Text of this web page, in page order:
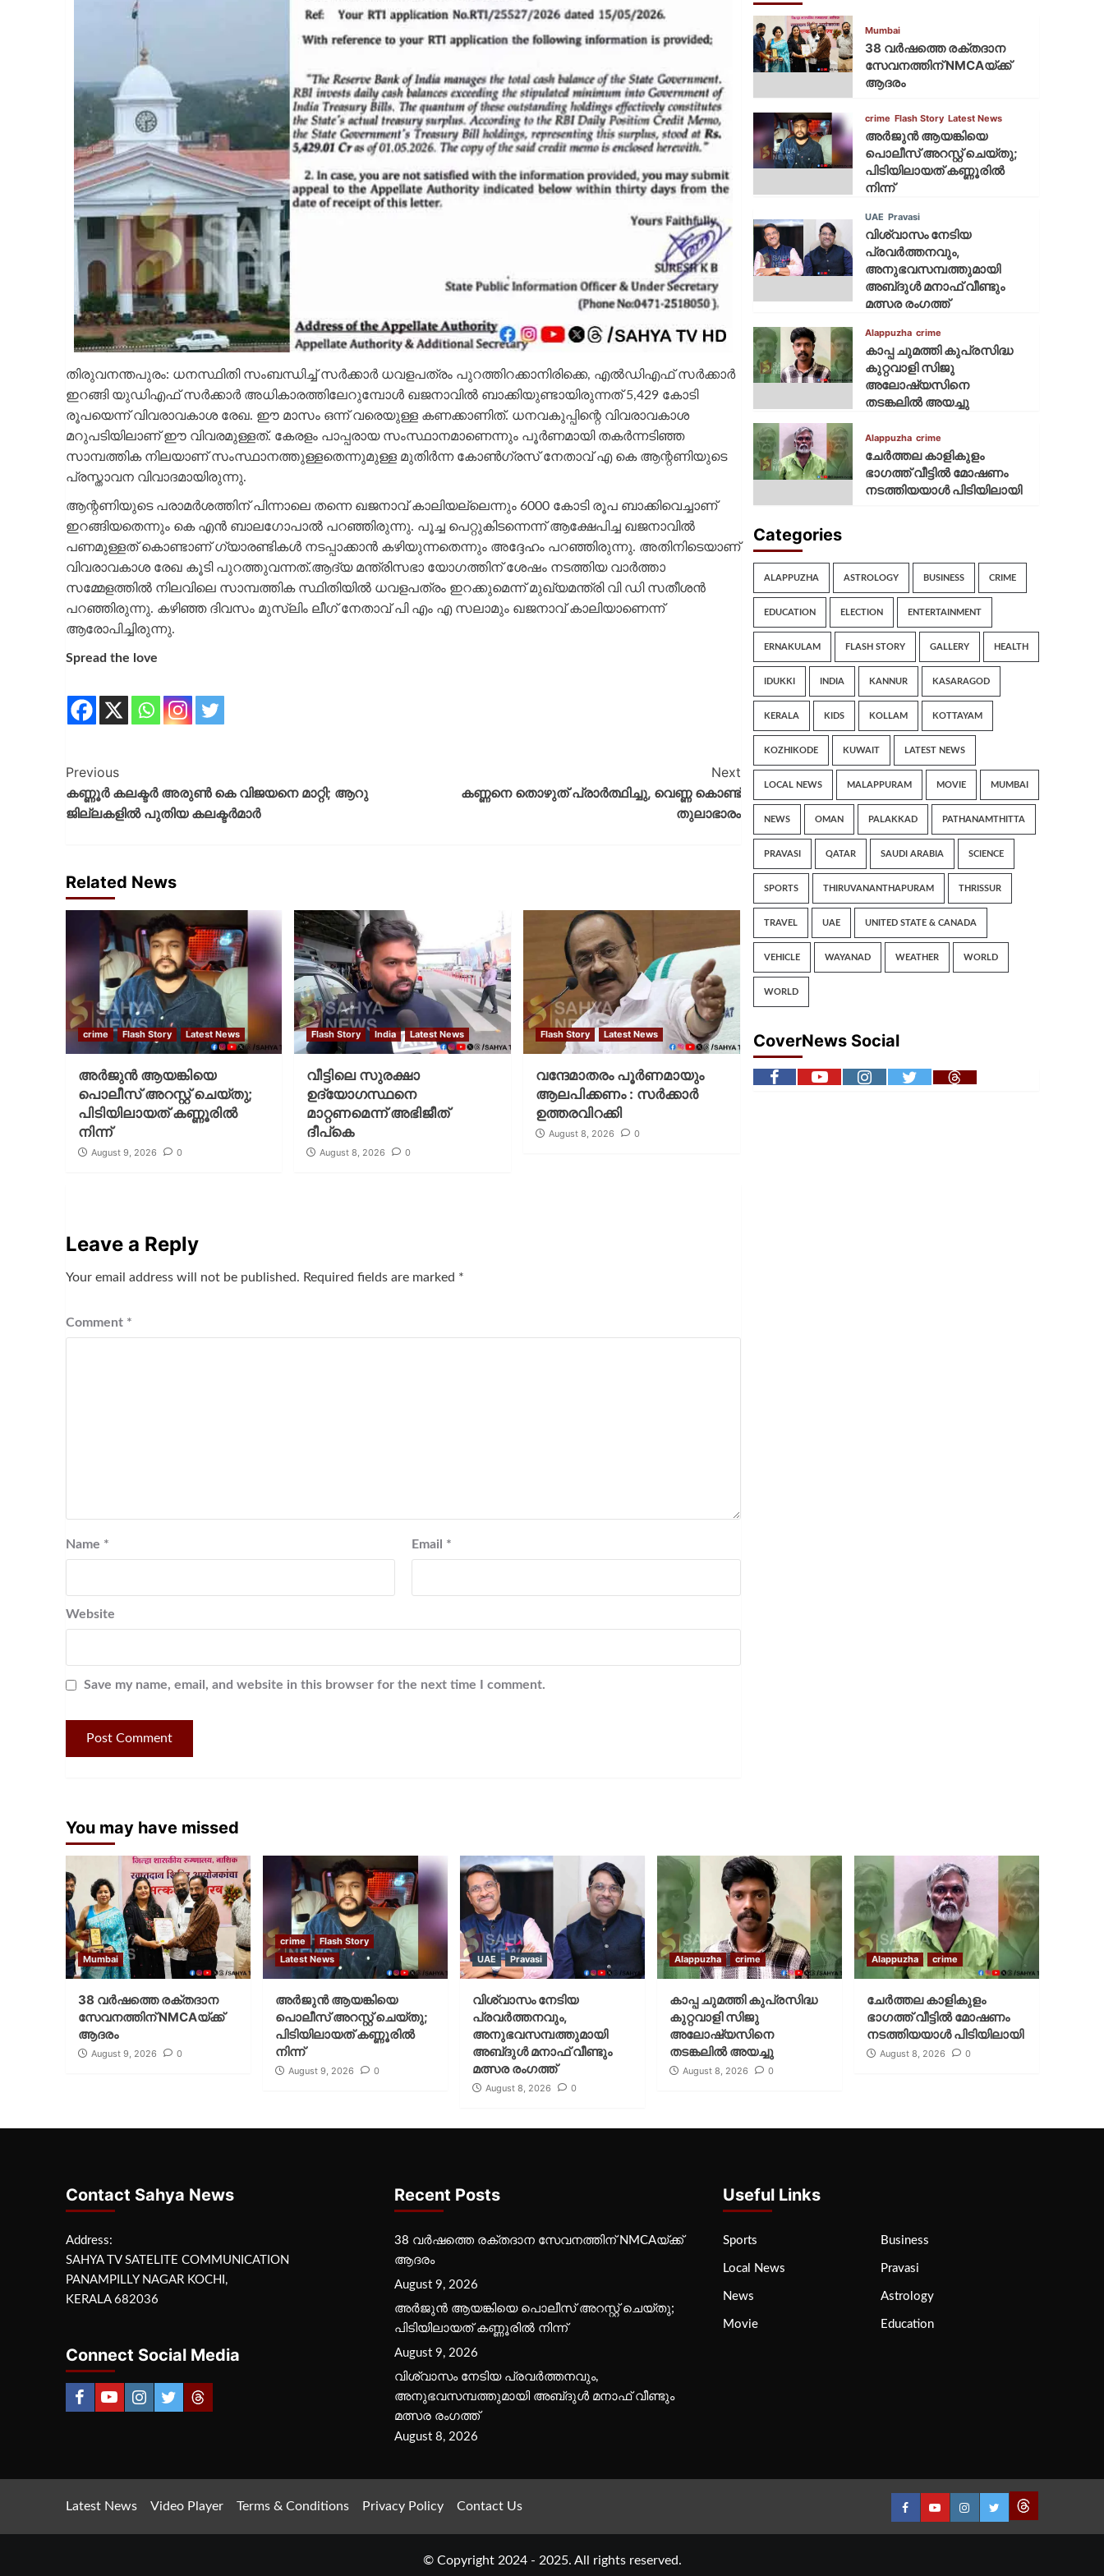
തിരുവനന്തപുരം: ധനസ്ഥിതി സംബന്ധിച്ച് സര്‍ക്കാര്‍ ധവളപത്രം പുറത്തിറക്കാനിരിക്കെ, എല്‍ഡിഎഫ് സര്‍ക്കാര്‍
ഇറങ്ങി യുഡിഎഫ് സര്‍ക്കാര്‍ അധികാരത്തിലേറുമ്പോള്‍ ഖജനാവില്‍ ബാക്കിയുണ്ടായിരുന്നത് 5,429 കോടി
രൂപയെന്ന് വിവരാവകാശ രേഖ. ഈ മാസം ഒന്ന് വരെയുള്ള കണക്കാണിത്. ധനവകുപ്പിന്റെ വിവരാവകാശ
മറുപടിയിലാണ് ഈ വിവരമുള്ളത്. കേരളം പാപ്പരായ സംസ്ഥാനമാണെന്നും പൂര്‍ണമായി തകര്‍ന്നടിഞ്ഞ
സാമ്പത്തിക നിലയാണ് സംസ്ഥാനത്തുള്ളതെന്നുമുള്ള മുതിര്‍ന്ന കോണ്‍ഗ്രസ് നേതാവ് എ കെ ആന്റണിയുടെ
പ്രസ്താവന വിവാദമായിരുന്നു.
ആന്റണിയുടെ പരാമര്‍ശത്തിന് പിന്നാലെ തന്നെ ഖജനാവ് കാലിയല്ലെന്നും 6000 കോടി രൂപ ബാക്കിവെച്ചാണ്
ഇറങ്ങിയതെന്നും കെ എന്‍ ബാലഗോപാല്‍ പറഞ്ഞിരുന്നു. പൂച്ച പെറ്റുകിടന്നെന്ന് ആക്ഷേപിച്ച ഖജനാവില്‍
പണമുള്ളത് കൊണ്ടാണ് ഗ്യാരണ്ടികള്‍ നടപ്പാക്കാന്‍ കഴിയുന്നതെന്നും അദ്ദേഹം പറഞ്ഞിരുന്നു. അതിനിടെയാണ്
വിവരാവകാശ രേഖ കൂടി പുറത്തുവന്നത്.ആദ്യ മന്ത്രിസഭാ യോഗത്തിന് ശേഷം നടത്തിയ വാര്‍ത്താ
സമ്മേളത്തില്‍ നിലവിലെ സാമ്പത്തിക സ്ഥിതിയില്‍ ധവളപത്രം ഇറക്കുമെന്ന് മുഖ്യമന്ത്രി വി ഡി സതീശന്‍
പറഞ്ഞിരുന്നു. കഴിഞ്ഞ ദിവസം മുസ്ലിം ലീഗ് നേതാവ് പി എം എ സലാമും ഖജനാവ് കാലിയാണെന്ന്
ആരോപിച്ചിരുന്നു.
Spread the love
Previous
കണ്ണൂര്‍ കലക്ടര്‍ അരുണ്‍ കെ വിജയനെ മാറ്റി; ആറു
ജില്ലകളില്‍ പുതിയ കലക്ടര്‍മാര്‍
Next
കണ്ണനെ തൊഴുത് പ്രാര്‍ത്ഥിച്ചു, വെണ്ണ കൊണ്ട്
തുലാഭാരം
Related News
crime Flash Story Latest News
അർജുൻ ആയങ്കിയെ
പൊലീസ് അറസ്റ്റ് ചെയ്‌തു;
പിടിയിലായത് കണ്ണൂരിൽ
നിന്ന്
August 9, 2026 0
Flash Story India Latest News
വീട്ടിലെ സുരക്ഷാ
ഉദ്യോഗസ്ഥനെ
മാറ്റണമെന്ന് അഭിജീത്
ദീപ്‌കെ
August 8, 2026 0
Flash Story Latest News
വന്ദേമാതരം പൂര്‍ണമായും
ആലപിക്കണം : സര്‍ക്കാര്‍
ഉത്തരവിറക്കി
August 8, 2026 0
Leave a Reply
Your email address will not be published. Required fields are marked *
Comment *
Name * Email *
Website
Save my name, email, and website in this browser for the next time I comment.
Mumbai
38 വർഷത്തെ രക്തദാന
സേവനത്തിന് NMCAയ്ക്ക്
ആദരം
crime Flash Story Latest News
അർജുൻ ആയങ്കിയെ
പൊലീസ് അറസ്റ്റ് ചെയ്‌തു;
പിടിയിലായത് കണ്ണൂരിൽ
നിന്ന്
UAE Pravasi
വിശ്വാസം നേടിയ
പ്രവർത്തനവും,
അനുഭവസമ്പത്തുമായി
അബ്‌ദുൾ മനാഫ് വീണ്ടും
മത്സര രംഗത്ത്
Alappuzha crime
കാപ്പ ചുമത്തി കുപ്രസിദ്ധ
കുറ്റവാളി സിജു
അലോഷ്യസിനെ
തടങ്കലിൽ അയച്ചു
Alappuzha crime
ചേർത്തല കാളികുളം
ഭാഗത്ത് വീട്ടിൽ മോഷണം
നടത്തിയയാൾ പിടിയിലായി
Categories
ALAPPUZHA ASTROLOGY BUSINESS CRIME
EDUCATION ELECTION ENTERTAINMENT
ERNAKULAM FLASH STORY GALLERY HEALTH
IDUKKI INDIA KANNUR KASARAGOD
KERALA KIDS KOLLAM KOTTAYAM
KOZHIKODE KUWAIT LATEST NEWS
LOCAL NEWS MALAPPURAM MOVIE MUMBAI
NEWS OMAN PALAKKAD PATHANAMTHITTA
PRAVASI QATAR SAUDI ARABIA SCIENCE
SPORTS THIRUVANANTHAPURAM THRISSUR
TRAVEL UAE UNITED STATE & CANADA
VEHICLE WAYANAD WEATHER WORLD
WORLD
CoverNews Social
You may have missed
Mumbai
38 വർഷത്തെ രക്തദാന
സേവനത്തിന് NMCAയ്ക്ക്
ആദരം
August 9, 2026 0
crime
Flash Story
Latest News
അർജുൻ ആയങ്കിയെ
പൊലീസ് അറസ്റ്റ് ചെയ്‌തു;
പിടിയിലായത് കണ്ണൂരിൽ
നിന്ന്
August 9, 2026 0
UAE Pravasi
വിശ്വാസം നേടിയ
പ്രവർത്തനവും,
അനുഭവസമ്പത്തുമായി
അബ്‌ദുൾ മനാഫ് വീണ്ടും
മത്സര രംഗത്ത്
August 8, 2026 0
Alappuzha crime
കാപ്പ ചുമത്തി കുപ്രസിദ്ധ
കുറ്റവാളി സിജു
അലോഷ്യസിനെ
തടങ്കലിൽ അയച്ചു
August 8, 2026 0
Alappuzha crime
ചേർത്തല കാളികുളം
ഭാഗത്ത് വീട്ടിൽ മോഷണം
നടത്തിയയാൾ പിടിയിലായി
August 8, 2026 0
Contact Sahya News
Address:
SAHYA TV SATELITE COMMUNICATION
PANAMPILLY NAGAR KOCHI,
KERALA 682036
Connect Social Media
Recent Posts
38 വർഷത്തെ രക്തദാന സേവനത്തിന് NMCAയ്ക്ക്
ആദരം
August 9, 2026
അർജുൻ ആയങ്കിയെ പൊലീസ് അറസ്റ്റ് ചെയ്‌തു;
പിടിയിലായത് കണ്ണൂരിൽ നിന്ന്
August 9, 2026
വിശ്വാസം നേടിയ പ്രവർത്തനവും,
അനുഭവസമ്പത്തുമായി അബ്‌ദുൾ മനാഫ് വീണ്ടും
മത്സര രംഗത്ത്
August 8, 2026
Useful Links
Sports Business
Local News Pravasi
News Astrology
Movie Education
Latest News Video Player Terms & Conditions Privacy Policy Contact Us
© Copyright 2024 - 2025. All rights reserved.